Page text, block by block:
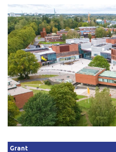
Qidirish
Kirish
Grant